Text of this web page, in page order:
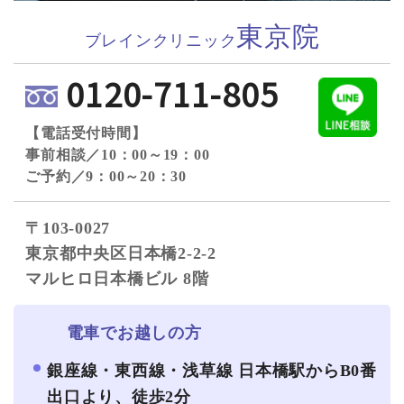
ブレインクリニック 東京院
0120-711-805
【電話受付時間】
事前相談／10：00～19：00
ご予約／9：00～20：30
〒103-0027
東京都中央区日本橋2-2-2
マルヒロ日本橋ビル 8階
電車でお越しの方
銀座線・東西線・浅草線 日本橋駅からB0番
出口より、徒歩2分